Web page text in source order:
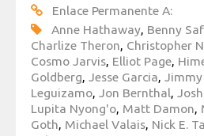
Enlace Permanente A:
Anne Hathaway, Benny
Charlize Theron, Christopher
Cosmo Jarvis, Elliot Page,
Goldberg, Jesse Garcia, Jimmy
Leguizamo, Jon Bernthal,
Lupita Nyong'o, Matt Damon,
Goth, Michael Valais, Nick E.